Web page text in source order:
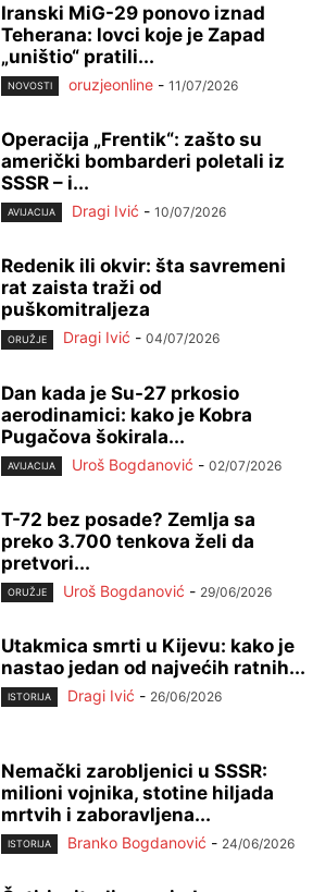
Iranski MiG-29 ponovo iznad
Teherana: lovci koje je Zapad
„uništio“ pratili...
NOVOSTI oruzjeonline - 11/07/2026
Operacija „Frentik“: zašto su
američki bombarderi poletali iz
SSSR – i...
AVIJACIJA Dragi Ivić - 10/07/2026
Redenik ili okvir: šta savremeni
rat zaista traži od
puškomitraljeza
ORUŽJE Dragi Ivić - 04/07/2026
Dan kada je Su-27 prkosio
aerodinamici: kako je Kobra
Pugačova šokirala...
AVIJACIJA Uroš Bogdanović - 02/07/2026
T-72 bez posade? Zemlja sa
preko 3.700 tenkova želi da
pretvori...
ORUŽJE Uroš Bogdanović - 29/06/2026
Utakmica smrti u Kijevu: kako je
nastao jedan od najvećih ratnih...
ISTORIJA Dragi Ivić - 26/06/2026
Nemački zarobljenici u SSSR:
milioni vojnika, stotine hiljada
mrtvih i zaboravljena...
ISTORIJA Branko Bogdanović - 24/06/2026